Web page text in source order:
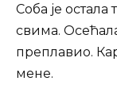
Соба је
свима.
преплавио.
мене.